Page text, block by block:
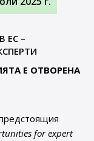
ЕС –
Е ОТВОРЕНА
for expert